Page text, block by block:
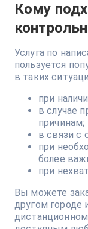
Кому
Услуга по
пользуется
в таких
при
в случае
причинам;
в связи с
при
более
при
Вы можете
другом городе